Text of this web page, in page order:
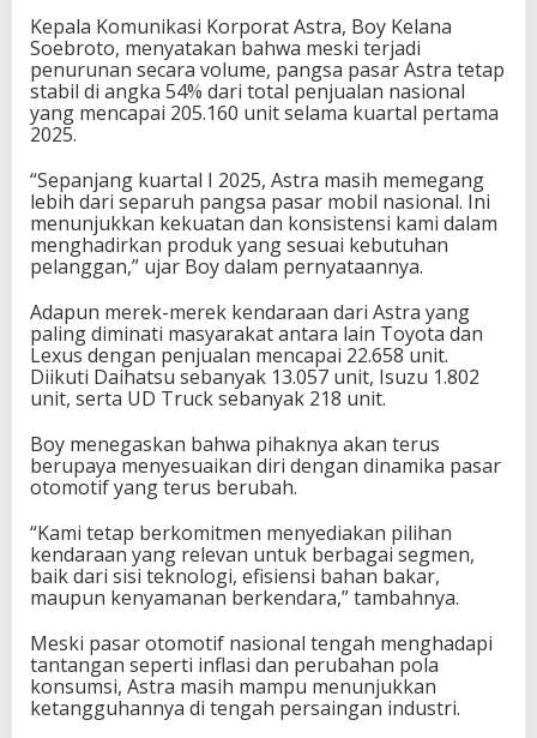
Kepala Komunikasi Korporat Astra, Boy Kelana
Soebroto, menyatakan bahwa meski terjadi
penurunan secara volume, pangsa pasar Astra tetap
stabil di angka 54% dari total penjualan nasional
yang mencapai 205.160 unit selama kuartal pertama
2025.
“Sepanjang kuartal I 2025, Astra masih memegang
lebih dari separuh pangsa pasar mobil nasional. Ini
menunjukkan kekuatan dan konsistensi kami dalam
menghadirkan produk yang sesuai kebutuhan
pelanggan,” ujar Boy dalam pernyataannya.
Adapun merek-merek kendaraan dari Astra yang
paling diminati masyarakat antara lain Toyota dan
Lexus dengan penjualan mencapai 22.658 unit.
Diikuti Daihatsu sebanyak 13.057 unit, Isuzu 1.802
unit, serta UD Truck sebanyak 218 unit.
Boy menegaskan bahwa pihaknya akan terus
berupaya menyesuaikan diri dengan dinamika pasar
otomotif yang terus berubah.
“Kami tetap berkomitmen menyediakan pilihan
kendaraan yang relevan untuk berbagai segmen,
baik dari sisi teknologi, efisiensi bahan bakar,
maupun kenyamanan berkendara,” tambahnya.
Meski pasar otomotif nasional tengah menghadapi
tantangan seperti inflasi dan perubahan pola
konsumsi, Astra masih mampu menunjukkan
ketangguhannya di tengah persaingan industri.